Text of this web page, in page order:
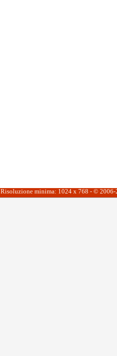
Risoluzione minima: 1024 x 768 - ©